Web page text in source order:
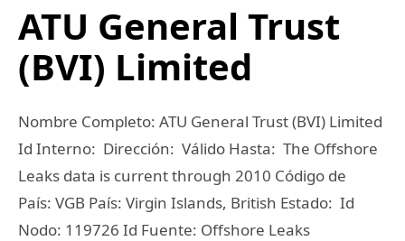
ATU General Trust
(BVI) Limited
Nombre Completo: ATU General Trust (BVI) Limited
Id Interno: Dirección: Válido Hasta: The Offshore
Leaks data is current through 2010 Código de
País: VGB País: Virgin Islands, British Estado: Id
Nodo: 119726 Id Fuente: Offshore Leaks